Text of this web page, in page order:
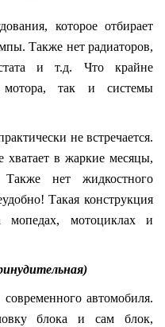
которое отбирает
Также нет радиаторов,
и т.д. Что крайне
мотора, так и системы
не встречается.
хватает в жаркие месяцы,
Также нет жидкостного
Такая конструкция
мопедах, мотоциклах и
автомобиля.
блока и сам блок,